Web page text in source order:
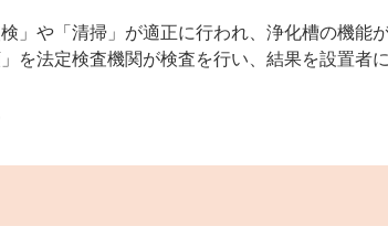
検」や「清掃」が適正に行われ、浄化槽の機能
を法定検査機関が検査を行い、結果を設置者